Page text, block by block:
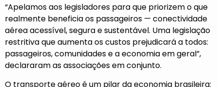
“Apelamos aos legisladores para que priorizem o que
realmente beneficia os passageiros — conectividade
aérea acessível, segura e sustentável. Uma legislação
restritiva que aumenta os custos prejudicará a todos:
passageiros, comunidades e a economia em geral”,
declararam as associações em conjunto.
O transporte aéreo é um pilar da economia brasileira: